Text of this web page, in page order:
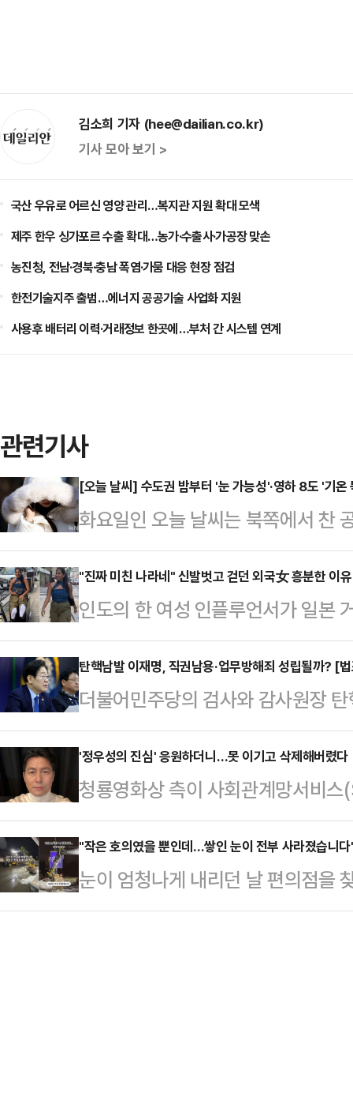
김소희 기자 (hee@dailian.co.kr)
기사 모아 보기 >
국산 우유로 어르신 영양 관리…복지관 지원 확대 모색
제주 한우 싱가포르 수출 확대…농가·수출사·가공장 맞손
농진청, 전남·경북·충남 폭염·가뭄 대응 현장 점검
한전기술지주 출범…에너지 공공기술 사업화 지원
사용후 배터리 이력·거래정보 한곳에…부처 간 시스템 연계
관련기사
[오늘 날씨] 수도권 밤부터 '눈 가능성'·영하 8도 '기
화요일인 오늘 날씨는 북쪽에서 찬
아침 기온이 전날보다 10도 내외로
체감온도는 더욱 낮아질 것으로 보
으로 눈이 쌓여있는 가운데 기온이
나는 곳이 많겠다.기상청에 따르면,
(강원 영동 제외)과 제주도는 차차
다.밤부터 인천·경기 남부와 충청
남 북서부에, 밤부터 서…
"진짜 미친 나라네" 신발벗고 걷던 외국女 흥분한 이유
인도의 한 여성 인플루언서가 일본
벗고 걸었다.28일(현지시간) 홍콩
면 인스타그램에서 약 140만명의
만 신은 채 거리를 걷는 실험을 했
뒤 사람들도 북적거리는 도쿄 거리
사서 바로 일본의 거리로 나갔다"
라면 양말이 깨끗할 것"이라고 말
등 거리 곳곳…
탄핵남발 이재명, 직권남용·업무방해죄 성립될까? [
더불어민주당의 검사와 감사원장
재명 대표와 박찬대 원내대표 등을
용죄는 공무원이 직권을 남용한 것
법 부당해야 한다"며 "또한 업무방
허위사실 유포 등으로 업무를 방해
이유로 "무분별한 탄핵 시도가 부
는 별개로 위법부당에는 해당되지
따르면 시민단체 서민민생대책…
'정우성의 진심' 응원하더니…못 이기고 삭제해버렸다
청룡영화상 측이 사회관계망서비
하는 문구를 올렸다가 비난을 받자
달 30일 공식 인스타그램에 '청룡
게시물을 게재했다가 이내 수정했
영화상에 참석해 혼외자 스캔들에
"작은 호의였을 뿐인데…쌓인 눈이 전부 사라졌습니
눈이 엄청나게 내리던 날 편의점을
가 더 큰 보답으로 돌려받았다는 사